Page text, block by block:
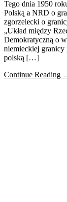
Tego dnia 1950
Polską a NRD o
zgorzelecki o
„Układ między
Demokratyczną o
niemieckiej granicy
polską […]
Continue Reading